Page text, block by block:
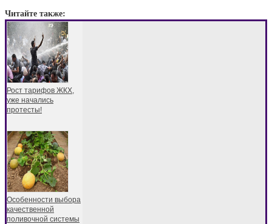
Читайте также:
Рост тарифов ЖКХ,
уже начались
протесты!
Особенности выбора
качественной
поливочной системы